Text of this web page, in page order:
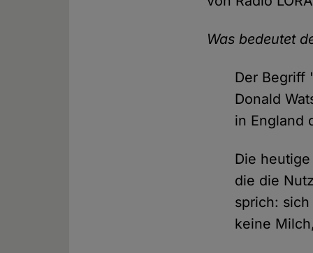
Was bedeutet
Der Begriff
Donald
in England
Die
die die
sprich:
keine